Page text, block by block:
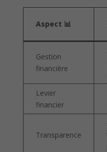
Aspect 📊
Gestion
financière
Levier
financier
Transparence